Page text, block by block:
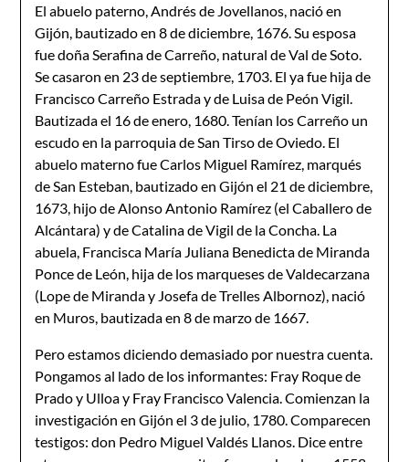
El abuelo paterno, Andrés de Jovellanos, nació en
Gijón, bautizado en 8 de diciembre, 1676. Su esposa
fue doña Serafina de Carreño, natural de Val de Soto.
Se casaron en 23 de septiembre, 1703. El ya fue hija de
Francisco Carreño Estrada y de Luisa de Peón Vigil.
Bautizada el 16 de enero, 1680. Tenían los Carreño un
escudo en la parroquia de San Tirso de Oviedo. El
abuelo materno fue Carlos Miguel Ramírez, marqués
de San Esteban, bautizado en Gijón el 21 de diciembre,
1673, hijo de Alonso Antonio Ramírez (el Caballero de
Alcántara) y de Catalina de Vigil de la Concha. La
abuela, Francisca María Juliana Benedicta de Miranda
Ponce de León, hija de los marqueses de Valdecarzana
(Lope de Miranda y Josefa de Trelles Albornoz), nació
en Muros, bautizada en 8 de marzo de 1667.
Pero estamos diciendo demasiado por nuestra cuenta.
Pongamos al lado de los informantes: Fray Roque de
Prado y Ulloa y Fray Francisco Valencia. Comienzan la
investigación en Gijón el 3 de julio, 1780. Comparecen
testigos: don Pedro Miguel Valdés Llanos. Dice entre